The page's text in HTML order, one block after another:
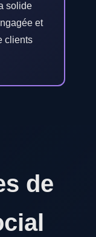
solide
et
clients
de